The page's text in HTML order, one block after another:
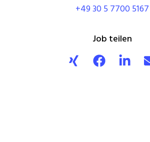
+49 30 5 7700 5167
Job teilen